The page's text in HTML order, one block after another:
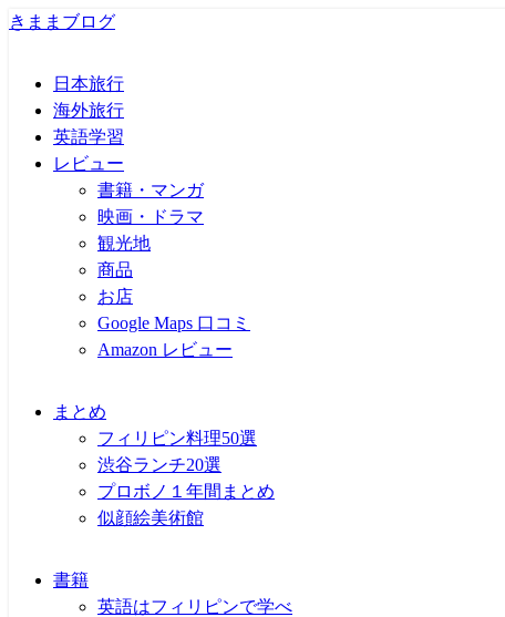
きままブログ
日本旅行
海外旅行
英語学習
レビュー
書籍・マンガ
映画・ドラマ
観光地
商品
お店
Google Maps 口コミ
Amazon レビュー
まとめ
フィリピン料理50選
渋谷ランチ20選
プロボノ１年間まとめ
似顔絵美術館
書籍
英語はフィリピンで学べ